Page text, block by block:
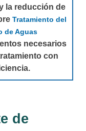
la reducción de
Tratamiento del
de Aguas
necesarios
con
de